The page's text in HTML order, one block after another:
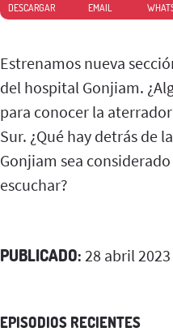
DESCARGAR EMAIL
Estrenamos nueva
del hospital Gonjiam.
para conocer la
Sur. ¿Qué hay detrás de
Gonjiam sea
escuchar?
PUBLICADO: 28 abril 2023
EPISODIOS RECIENTES